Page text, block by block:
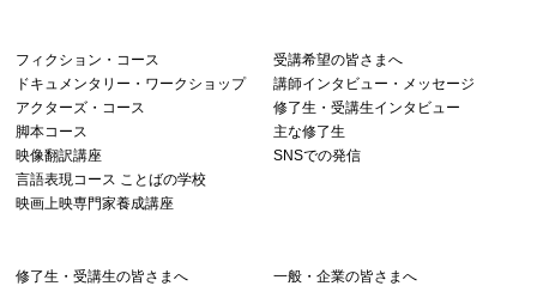
フィクション・コース
ドキュメンタリー・ワークショップ
アクターズ・コース
脚本コース
映像翻訳講座
言語表現コース ことばの学校
映画上映専門家養成講座
受講希望の皆さまへ
講師インタビュー・メッセージ
修了生・受講生インタビュー
主な修了生
SNSでの発信
修了生・受講生の皆さまへ 一般・企業の皆さまへ